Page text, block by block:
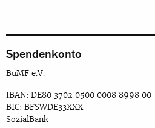
Spendenkonto
BuMF e.V.
IBAN: DE80 3702 0500 0008 8998 00
BIC: BFSWDE33XXX
SozialBank